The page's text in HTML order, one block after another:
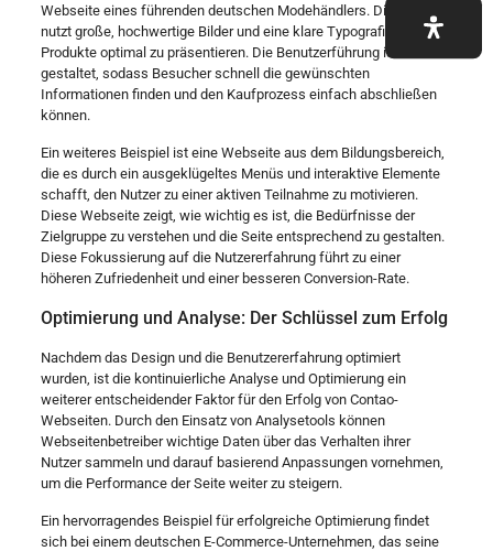
Webseite eines führenden deutschen Modehändlers. Die Seite
nutzt große, hochwertige Bilder und eine klare Typografie, um die
Produkte optimal zu präsentieren. Die Benutzerführung ist intuitiv
gestaltet, sodass Besucher schnell die gewünschten
Informationen finden und den Kaufprozess einfach abschließen
können.
Ein weiteres Beispiel ist eine Webseite aus dem Bildungsbereich,
die es durch ein ausgeklügeltes Menüs und interaktive Elemente
schafft, den Nutzer zu einer aktiven Teilnahme zu motivieren.
Diese Webseite zeigt, wie wichtig es ist, die Bedürfnisse der
Zielgruppe zu verstehen und die Seite entsprechend zu gestalten.
Diese Fokussierung auf die Nutzererfahrung führt zu einer
höheren Zufriedenheit und einer besseren Conversion-Rate.
Optimierung und Analyse: Der Schlüssel zum Erfolg
Nachdem das Design und die Benutzererfahrung optimiert
wurden, ist die kontinuierliche Analyse und Optimierung ein
weiterer entscheidender Faktor für den Erfolg von Contao-
Webseiten. Durch den Einsatz von Analysetools können
Webseitenbetreiber wichtige Daten über das Verhalten ihrer
Nutzer sammeln und darauf basierend Anpassungen vornehmen,
um die Performance der Seite weiter zu steigern.
Ein hervorragendes Beispiel für erfolgreiche Optimierung findet
sich bei einem deutschen E-Commerce-Unternehmen, das seine